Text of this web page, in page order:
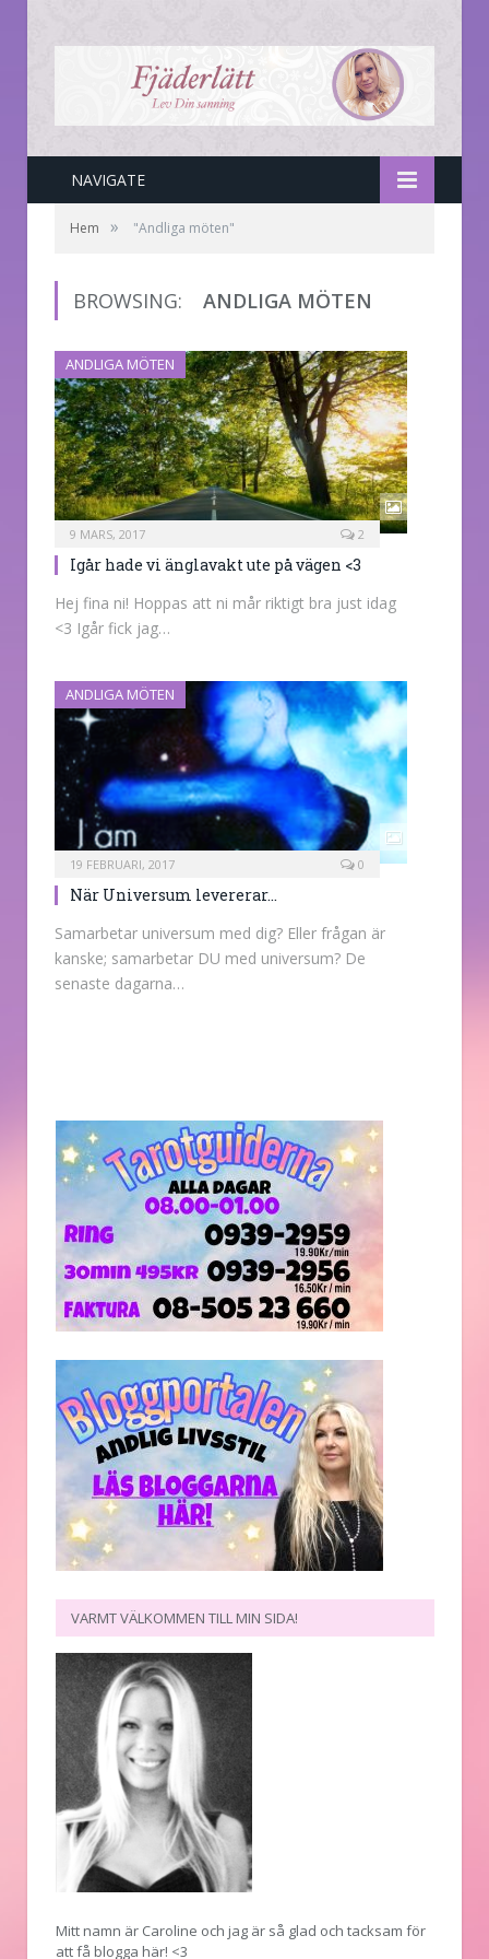
NAVIGATE
Hem » "Andliga möten"
BROWSING: ANDLIGA MÖTEN
ANDLIGA MÖTEN
9 MARS, 2017 2
Igår hade vi änglavakt ute på vägen <3
Hej fina ni! Hoppas att ni mår riktigt bra just idag
<3 Igår fick jag…
ANDLIGA MÖTEN
19 FEBRUARI, 2017 0
När Universum levererar…
Samarbetar universum med dig? Eller frågan är
kanske; samarbetar DU med universum? De
senaste dagarna…
VARMT VÄLKOMMEN TILL MIN SIDA!
Mitt namn är Caroline och jag är så glad och tacksam för
att få blogga här! <3